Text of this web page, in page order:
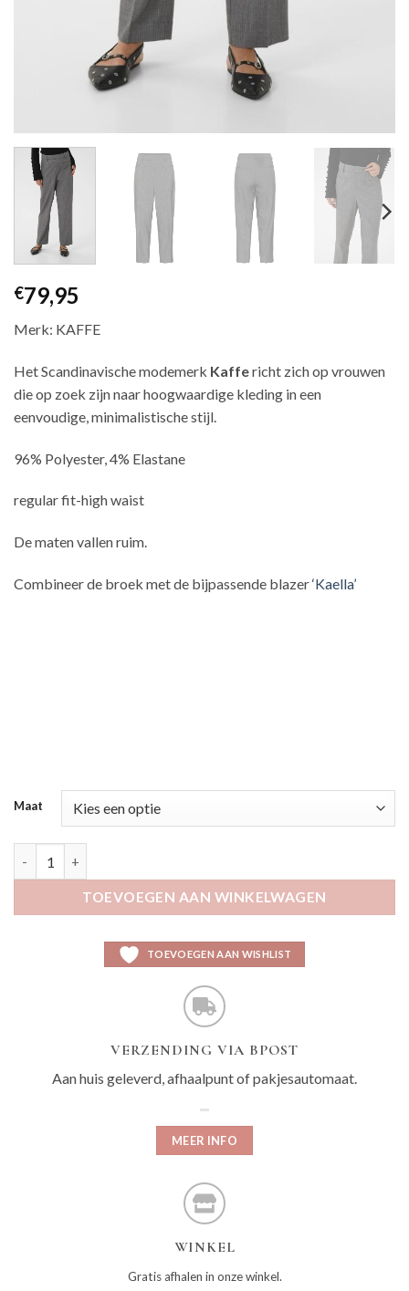
€79,95
Merk: KAFFE
Het Scandinavische modemerk Kaffericht zich op vrouwen
die op zoek zijn naar hoogwaardige kleding in een
eenvoudige, minimalistische stijl.
96% Polyester, 4% Elastane
regular fit-high waist
De maten vallen ruim.
Combineer de broek met de bijpassende blazer‘Kaella’
Maat
TOEVOEGEN AAN WINKELWAGEN
TOEVOEGEN AAN WISHLIST
VERZENDING VIA BPOST
Aan huis geleverd, afhaalpunt of pakjesautomaat.
MEER INFO
WINKEL
Gratis afhalen in onze winkel.